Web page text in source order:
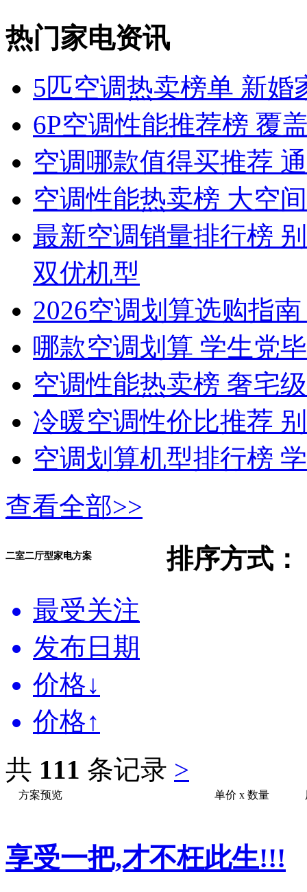
热门家电资讯
5匹空调热卖榜单 新
6P空调性能推荐榜 覆
空调哪款值得买推荐
空调性能热卖榜 大空
最新空调销量排行榜
双优机型
2026空调划算选购指
哪款空调划算 学生党
空调性能热卖榜 奢宅
冷暖空调性价比推荐
空调划算机型排行榜
查看全部>>
二室二厅型家电方案
排序方式：
最受关注
发布日期
价格↓
价格↑
共 111 条记录 >
方案预览 单价 x数量
享受一把,才不枉此生!!!